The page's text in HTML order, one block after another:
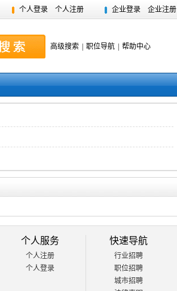
个人登录 个人注册 企业登录 企业注册
高级搜索 职位导航 帮助中心
个人服务
个人注册
个人登录
快速导航
行业招聘
职位招聘
城市招聘